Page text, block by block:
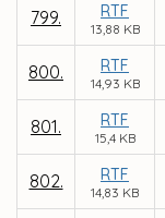
799. RTF
13,88 KB
800. RTF
14,93 KB
801. RTF
15,4 KB
802. RTF
14,83 KB